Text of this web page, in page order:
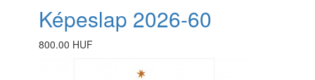
Képeslap 2026-60
800.00 HUF